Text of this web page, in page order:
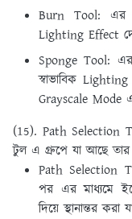
Burn Tool: এর
Lighting Effect
Sponge Tool:
স্বাভাবিক
Grayscale Mode
(15). Path Selection
টুল এ গ্রুপে যা আছে তার
Path Selection
পর এর মাধ্যমে
দিয়ে স্থানান্তর করা